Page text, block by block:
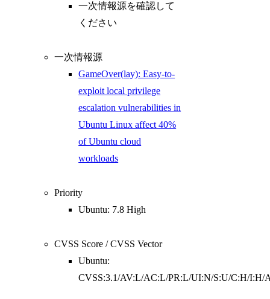
一次情報源を確認して
ください
一次情報源
GameOver(lay): Easy-to-
exploit local privilege
escalation vulnerabilities in
Ubuntu Linux affect 40%
of Ubuntu cloud
workloads
Priority
Ubuntu: 7.8 High
CVSS Score / CVSS Vector
Ubuntu:
CVSS:3.1/AV:L/AC:L/PR:L/UI:N/S:U/C:H/I:H/